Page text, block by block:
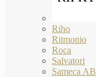
Riho
Ritmonio
Roca
Salvatori
Sameca AB